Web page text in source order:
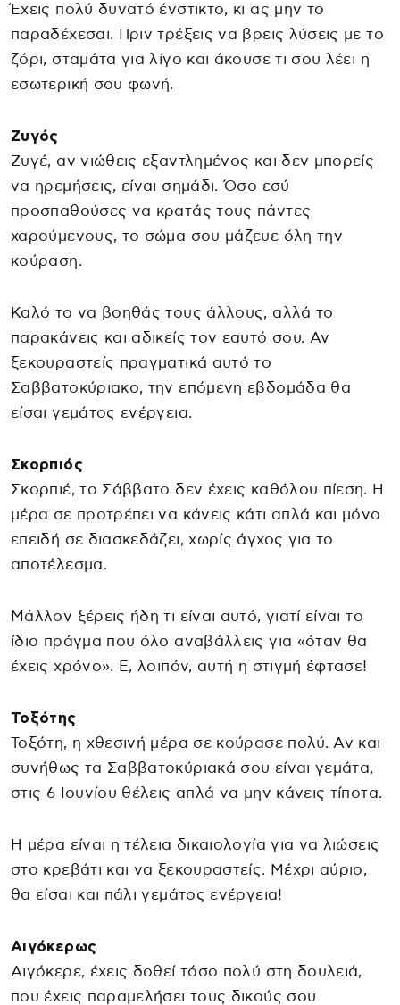
Έχεις πολύ δυνατό ένστικτο, κι ας μην το
παραδέχεσαι. Πριν τρέξεις να βρεις λύσεις με το
ζόρι, σταμάτα για λίγο και άκουσε τι σου λέει η
εσωτερική σου φωνή.
Ζυγός
Ζυγέ, αν νιώθεις εξαντλημένος και δεν μπορείς
να ηρεμήσεις, είναι σημάδι. Όσο εσύ
προσπαθούσες να κρατάς τους πάντες
χαρούμενους, το σώμα σου μάζευε όλη την
κούραση.
Καλό το να βοηθάς τους άλλους, αλλά το
παρακάνεις και αδικείς τον εαυτό σου. Αν
ξεκουραστείς πραγματικά αυτό το
Σαββατοκύριακο, την επόμενη εβδομάδα θα
είσαι γεμάτος ενέργεια.
Σκορπιός
Σκορπιέ, το Σάββατο δεν έχεις καθόλου πίεση. Η
μέρα σε προτρέπει να κάνεις κάτι απλά και μόνο
επειδή σε διασκεδάζει, χωρίς άγχος για το
αποτέλεσμα.
Μάλλον ξέρεις ήδη τι είναι αυτό, γιατί είναι το
ίδιο πράγμα που όλο αναβάλλεις για «όταν θα
έχεις χρόνο». Ε, λοιπόν, αυτή η στιγμή έφτασε!
Τοξότης
Τοξότη, η χθεσινή μέρα σε κούρασε πολύ. Αν και
συνήθως τα Σαββατοκύριακά σου είναι γεμάτα,
στις 6 Ιουνίου θέλεις απλά να μην κάνεις τίποτα.
Η μέρα είναι η τέλεια δικαιολογία για να λιώσεις
στο κρεβάτι και να ξεκουραστείς. Μέχρι αύριο,
θα είσαι και πάλι γεμάτος ενέργεια!
Αιγόκερως
Αιγόκερε, έχεις δοθεί τόσο πολύ στη δουλειά,
που έχεις παραμελήσει τους δικούς σου